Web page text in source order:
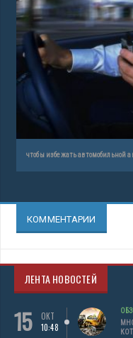
чтобы избежать автомобильной
КОММЕНТАРИИ
ЛЕНТА НОВОСТЕЙ
15
ОКТ
10:48